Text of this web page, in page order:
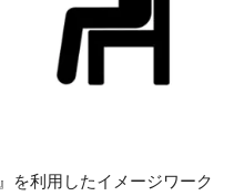
』を利用したイメージワーク